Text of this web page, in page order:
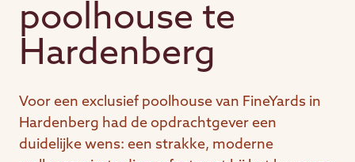
poolhouse te
Hardenberg
Voor een exclusief poolhouse van FineYards in
Hardenberg had de opdrachtgever een
duidelijke wens: een strakke, moderne